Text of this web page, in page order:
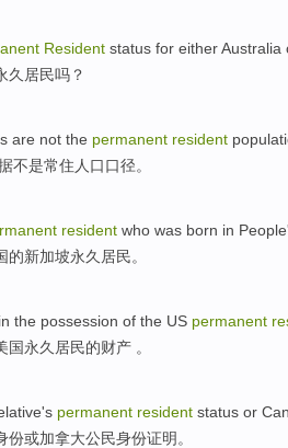
Resident status for either Australia
久居民吗？
are not the permanent resident
不是常住 人口口径。
resident who was born in
的新加坡永久 居民。
in the possession of the US permanent
国永久 居民的财产 。
's permanent resident status or
份或加拿大公民身份证明。